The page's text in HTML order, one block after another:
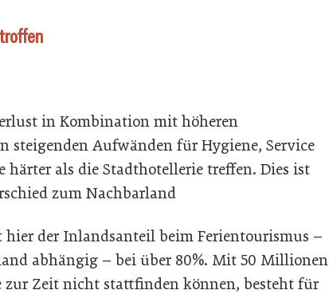
in Kombination mit höheren
steigenden Aufwänden für Hygiene, Service
härter als die Stadthotellerie treffen. Dies ist
zum Nachbarland
hier der Inlandsanteil beim Ferientourismus –
abhängig – bei über 80%. Mit 50 Millionen
zur Zeit nicht stattfinden können, besteht für